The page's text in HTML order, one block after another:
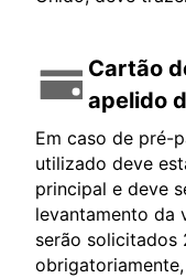
Cartão
apelido
Em caso de pré-
utilizado deve
principal e deve
levantamento da
serão